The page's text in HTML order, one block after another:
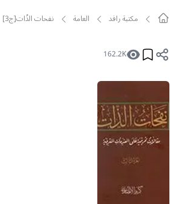
مکتبة رافد العامة نفحات الذّات[ج3]
162.2K